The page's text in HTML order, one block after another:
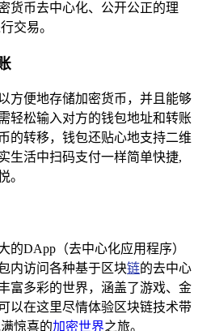
货币去中心化、公开公正的理
交易。
方便地存储加密货币，并且能够
轻松输入对方的钱包地址和转账
的转移，钱包还贴心地支持二维
生活中扫码支付一样简单快捷,
。
的DApp（去中心化应用程序）
内访问各种基于区块链的去中心
富多彩的世界，涵盖了游戏、金
以在这里尽情体验区块链技术带
惊喜的加密世界之旅。